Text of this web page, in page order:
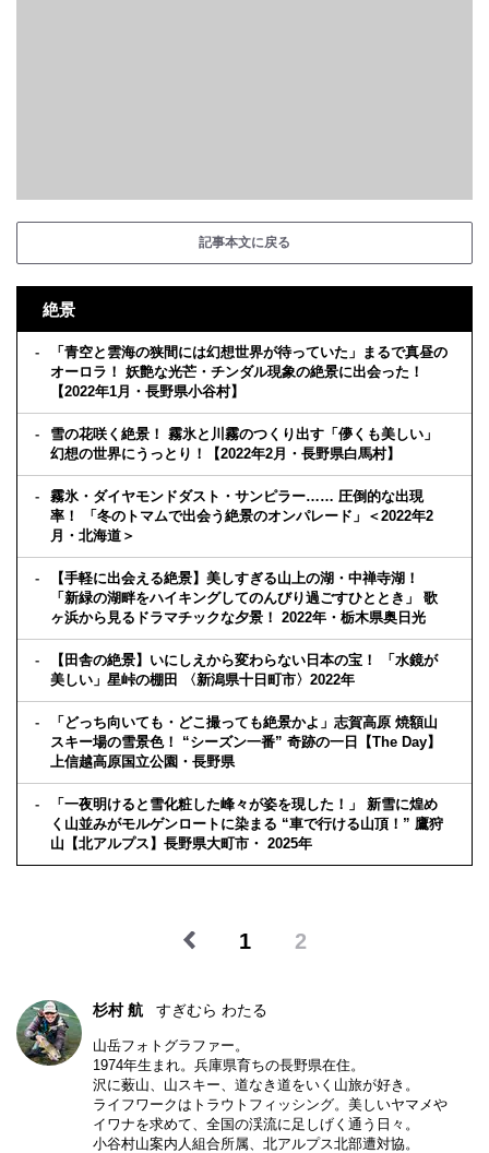
記事本文に戻る
絶景
「青空と雲海の狭間には幻想世界が待っていた」まるで真昼の
オーロラ！ 妖艶な光芒・チンダル現象の絶景に出会った！
【2022年1月・長野県小谷村】
雪の花咲く絶景！ 霧氷と川霧のつくり出す「儚くも美しい」
幻想の世界にうっとり！【2022年2月・長野県白馬村】
霧氷・ダイヤモンドダスト・サンピラー…… 圧倒的な出現
率！ 「冬のトマムで出会う絶景のオンパレード」＜2022年2
月・北海道＞
【手軽に出会える絶景】美しすぎる山上の湖・中禅寺湖！
「新緑の湖畔をハイキングしてのんびり過ごすひととき」 歌
ヶ浜から見るドラマチックな夕景！ 2022年・栃木県奥日光
【田舎の絶景】いにしえから変わらない日本の宝！ 「水鏡が
美しい」星峠の棚田 〈新潟県十日町市〉2022年
「どっち向いても・どこ撮っても絶景かよ」志賀高原 焼額山
スキー場の雪景色！ “シーズン一番” 奇跡の一日【The Day】
上信越高原国立公園・長野県
「一夜明けると雪化粧した峰々が姿を現した！」 新雪に煌め
く山並みがモルゲンロートに染まる “車で行ける山頂！” 鷹狩
山【北アルプス】長野県大町市・ 2025年
1 2
杉村 航 すぎむら わたる
山岳フォトグラファー。
1974年生まれ。兵庫県育ちの長野県在住。
沢に薮山、山スキー、道なき道をいく山旅が好き。
ライフワークはトラウトフィッシング。美しいヤマメや
イワナを求めて、全国の渓流に足しげく通う日々。
小谷村山案内人組合所属、北アルプス北部遭対協。